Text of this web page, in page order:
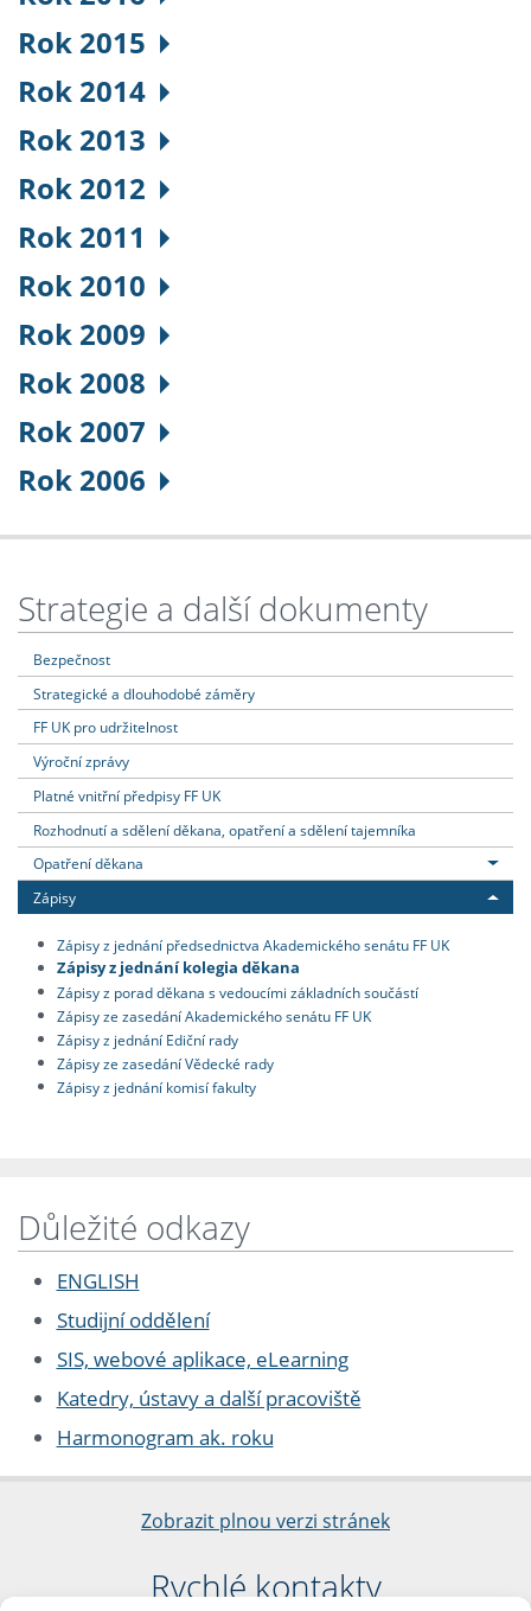
Rok 2015
Rok 2014
Rok 2013
Rok 2012
Rok 2011
Rok 2010
Rok 2009
Rok 2008
Rok 2007
Rok 2006
Strategie a další dokumenty
Bezpečnost
Strategické a dlouhodobé záměry
FF UK pro udržitelnost
Výroční zprávy
Platné vnitřní předpisy FF UK
Rozhodnutí a sdělení děkana, opatření a sdělení tajemníka
Opatření děkana
Zápisy
Zápisy z jednání předsednictva Akademického senátu FF UK
Zápisy z jednání kolegia děkana
Zápisy z porad děkana s vedoucími základních součástí
Zápisy ze zasedání Akademického senátu FF UK
Zápisy z jednání Ediční rady
Zápisy ze zasedání Vědecké rady
Zápisy z jednání komisí fakulty
Důležité odkazy
ENGLISH
Studijní oddělení
SIS, webové aplikace, eLearning
Katedry, ústavy a další pracoviště
Harmonogram ak. roku
Zobrazit plnou verzi stránek
Rychlé kontakty